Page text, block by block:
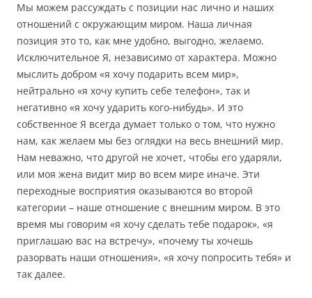
Мы можем рассуждать с позиции нас лично и наших
отношений с окружающим миром. Наша личная
позиция это то, как мне удобно, выгодно, желаемо.
Исключительное Я, независимо от характера. Можно
мыслить добром «я хочу подарить всем мир»,
нейтрально «я хочу купить себе телефон», так и
негативно «я хочу ударить кого-нибудь». И это
собственное Я всегда думает только о том, что нужно
нам, как желаем мы без оглядки на весь внешний мир.
Нам неважно, что другой не хочет, чтобы его ударяли,
или моя жена видит мир во всем мире иначе. Эти
переходные восприятия оказываются во второй
категории – наше отношение с внешним миром. В это
время мы говорим «я хочу сделать тебе подарок», «я
приглашаю вас на встречу», «почему ты хочешь
разорвать наши отношения», «я хочу попросить тебя» и
так далее.